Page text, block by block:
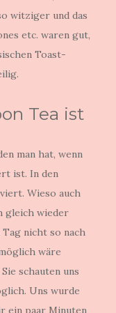
witziger und das
etc. waren gut,
Toast-
Tea ist
man hat, wenn
ist. In den
Wieso auch
gleich wieder
nicht so nach
wäre
schauten uns
Uns wurde
ein paar Minuten